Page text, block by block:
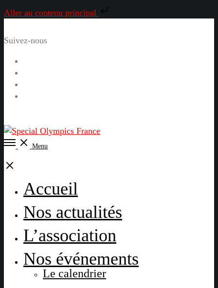
Aller au contenu principal
Suivez-nous
Open
Menu
Close
Accueil
Nos actualités
L’association
Nos événements
Le calendrier